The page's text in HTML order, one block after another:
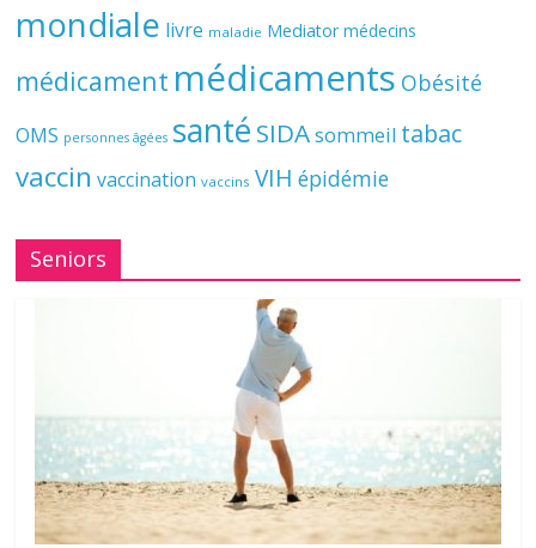
mondiale livre maladie Mediator médecins
médicament médicaments Obésité
OMS personnes âgées santé SIDAsommeil tabac
vaccin vaccination vaccins VIH épidémie
Seniors